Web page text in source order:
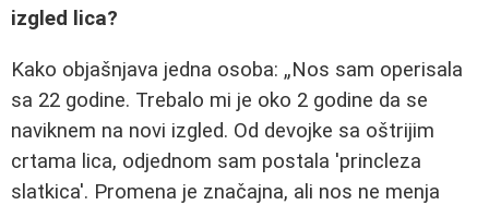
izgled lica?
Kako objašnjava jedna osoba:
Nos sam operisala
sa 22 godine. Trebalo mi je oko 2 godine da se
naviknem na novi izgled. Od devojke sa oštrijim
crtama lica, odjednom sam postala 'princleza
slatkica'. Promena je značajna, ali nos ne menja